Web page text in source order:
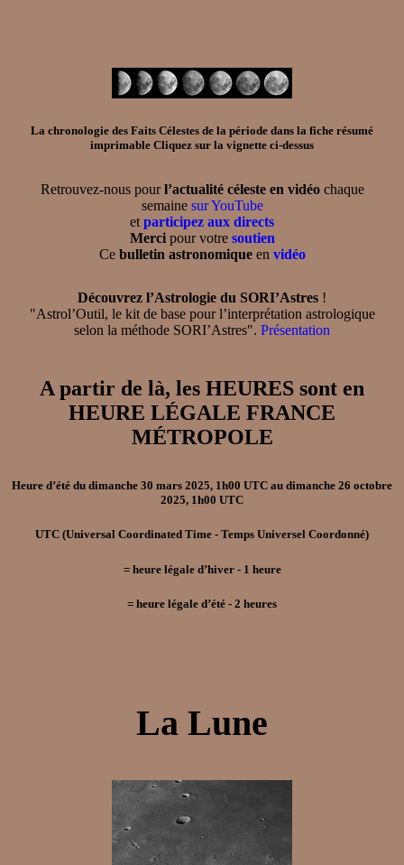
La chronologie des Faits Célestes de la période dans la fiche résumé
imprimable Cliquez sur la vignette ci-dessus
Retrouvez-nous pourl’actualité céleste en vidéochaque
semaine sur YouTube
etparticipez aux directs
Mercipour votre soutien
Ce bulletin astronomiqueen vidéo
Découvrez l’Astrologie du SORI’Astres !
"Astrol’Outil, le kit de base pour l’interprétation astrologique
selon la méthode SORI’Astres". Présentation
A partir de là, les HEURES sont en
HEURE LÉGALE FRANCE
MÉTROPOLE
Heure d’été du dimanche 30 mars 2025, 1h00 UTC au dimanche 26 octobre
2025, 1h00 UTC
UTC (Universal Coordinated Time - Temps Universel Coordonné)
=heure légale d’hiver - 1 heure
= heure légale d’été - 2 heures
La Lune